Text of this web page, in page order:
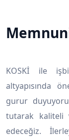
KOSKİ ile
altyapısında
gurur
tutarak kaliteli
edeceğiz.